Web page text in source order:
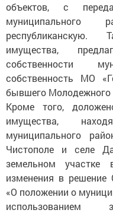
объектов, с
муниципального
республиканскую.
имущества,
собственности
собственность МО
бывшего Молодежного
Кроме того,
имущества,
муниципального
Чистополе и селе
земельном участке
изменения в решение
«О положении о